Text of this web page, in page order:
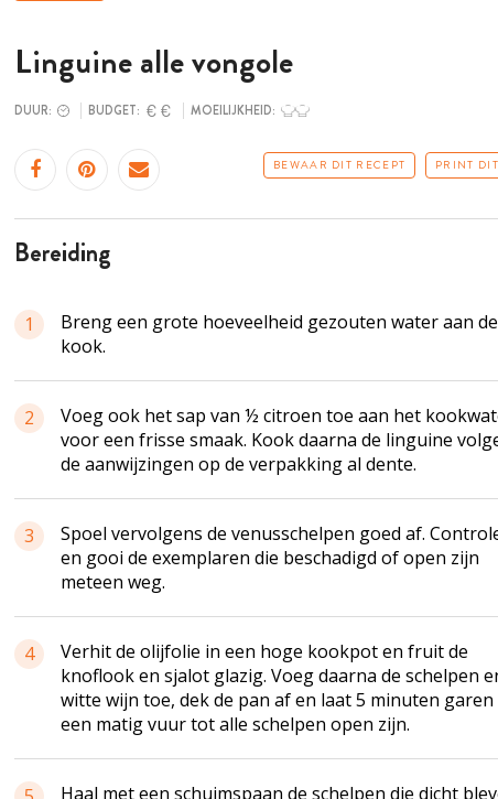
Linguine alle vongole
DUUR: BUDGET: MOEILIJKHEID:
BEWAAR DIT RECEPT PRINT
bereiding
1
Breng een grote hoeveelheid gezouten water aan de
kook.
2
Voeg ook het sap van ½ citroen toe aan het
voor een frisse smaak. Kook daarna de linguine
de aanwijzingen op de verpakking al dente.
3
Spoel vervolgens de venusschelpen goed af.
en gooi de exemplaren die beschadigd of open zijn
meteen weg.
4
Verhit de olijfolie in een hoge kookpot en fruit de
knoflook en sjalot glazig. Voeg daarna de schelpen
witte wijn toe, dek de pan af en laat 5 minuten
een matig vuur tot alle schelpen open zijn.
Haal met een schuimspaan de schelpen die dicht